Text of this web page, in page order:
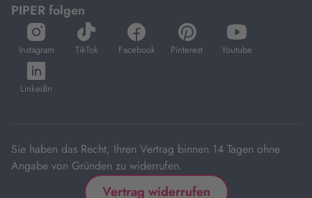
PIPER folgen
Instagram
öffnet
in
neuem
Tab
TikTok
öffnet
in
Facebook
öffnet
in
Pinterest
öffnet
in
Youtube
öffnet
in
LinkedIn
öffnet
in
Sie haben das Recht, Ihren Vertrag binnen 14 Tagen ohne
Angabe von Gründen zu widerrufen.
Vertrag widerrufen